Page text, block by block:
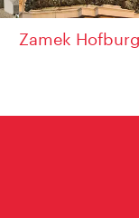
Zamek